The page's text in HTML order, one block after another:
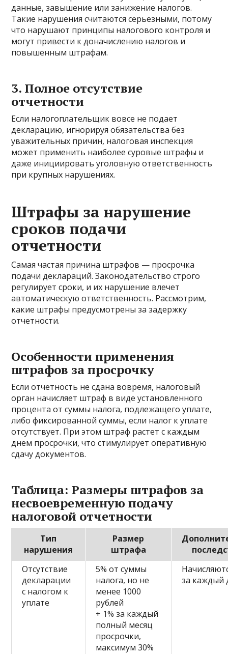
данные, завышение или занижение налогов.
Такие нарушения считаются серьезными, потому
что нарушают принципы налогового контроля и
могут привести к доначислению налогов и
повышенным штрафам.
3. Полное отсутствие
отчетности
Если налогоплательщик вовсе не подает
декларацию, игнорируя обязательства без
уважительных причин, налоговая инспекция
может применить наиболее суровые штрафы и
даже инициировать уголовную ответственность
при крупных нарушениях.
Штрафы за нарушение
сроков подачи
отчетности
Самая частая причина штрафов — просрочка
подачи деклараций. Законодательство строго
регулирует сроки, и их нарушение влечет
автоматическую ответственность. Рассмотрим,
какие штрафы предусмотрены за задержку
отчетности.
Особенности применения
штрафов за просрочку
Если отчетность не сдана вовремя, налоговый
орган начисляет штраф в виде установленного
процента от суммы налога, подлежащего уплате,
либо фиксированной суммы, если налог к уплате
отсутствует. При этом штраф растет с каждым
днем просрочки, что стимулирует оперативную
сдачу документов.
Таблица: Размеры штрафов за
несвоевременную подачу
налоговой отчетности
Тип
нарушения
Размер
штрафа
Отсутствие
декларации
с налогом к
уплате
5% от суммы
налога, но не
менее 1000
рублей
+ 1% за каждый
полный месяц
просрочки,
максимум 30%
за каждый